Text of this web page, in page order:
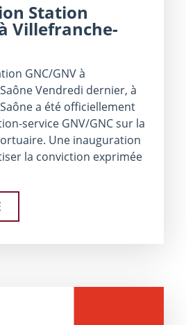
Station
Villefranche-
GNC/GNV à
Vendredi dernier, à
a été officiellement
service GNV/GNC sur la
Une inauguration
la conviction exprimée